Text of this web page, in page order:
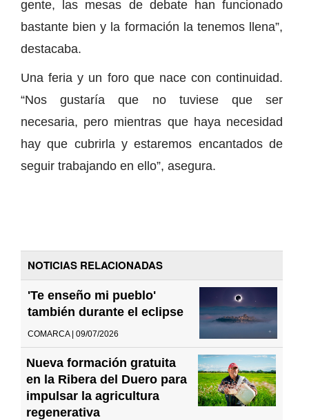
gente, las mesas de debate han funcionado
bastante bien y la formación la tenemos llena”,
destacaba.
Una feria y un foro que nace con continuidad.
“Nos gustaría que no tuviese que ser
necesaria, pero mientras que haya necesidad
hay que cubrirla y estaremos encantados de
seguir trabajando en ello”, asegura.
NOTICIAS RELACIONADAS
'Te enseño mi pueblo'
también durante el eclipse
COMARCA | 09/07/2026
Nueva formación gratuita
en la Ribera del Duero para
impulsar la agricultura
regenerativa